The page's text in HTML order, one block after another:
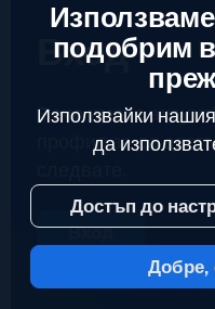
Вход
Вече имате
профил за да
Вход
подобрим
Използвайки
да
Достъп до
Добре,